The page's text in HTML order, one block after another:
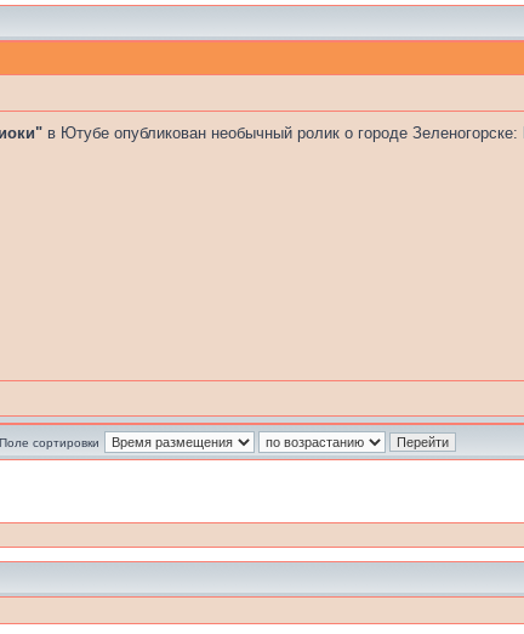
в Ютубе опубликован необычный ролик о городе Зеленогорске:
Поле сортировки